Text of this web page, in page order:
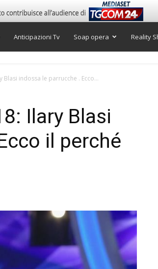
Anticipazioni Tv Soap opera Reality
Blasi indossa le parrucche . Ecco...
Ilary Blasi
il perché